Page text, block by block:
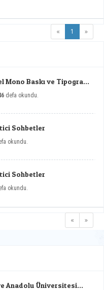
« 1 (current)
»
Mono Baskı ve Tipografi
defa okundu.
Sohbetler
okundu.
Sohbetler
okundu.
« »
Anadolu Üniversitesi